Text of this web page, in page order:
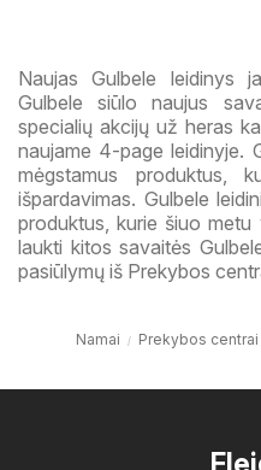
Naujas Gulbele leidinys
Gulbele siūlo naujus
specialių akcijų už heras
naujame 4-page leidinyje.
mėgstamus produktus,
išpardavimas. Gulbele
produktus, kurie šiuo metu
laukti kitos savaitės
pasiūlymų iš Prekybos
Namai Prekybos centrai